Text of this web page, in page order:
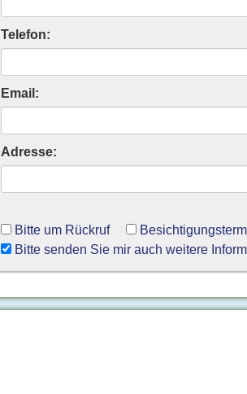
Telefon:
Email:
Adresse:
Bitte um Rückruf
Bitte senden Sie mir auch weitere